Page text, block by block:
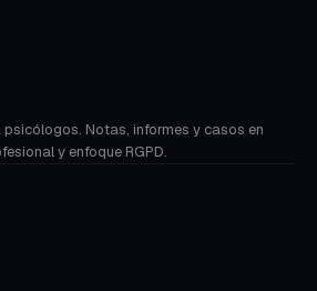
Notas, informes y casos en
y enfoque RGPD.